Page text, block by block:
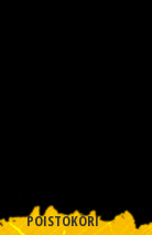
POISTOKORI